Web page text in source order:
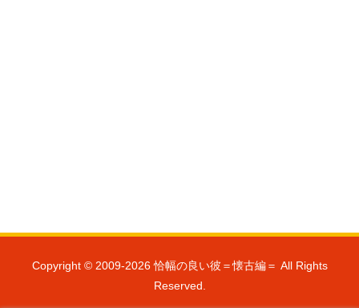
Copyright © 2009-2026 恰幅の良い彼＝懐古編＝ All Rights
Reserved.